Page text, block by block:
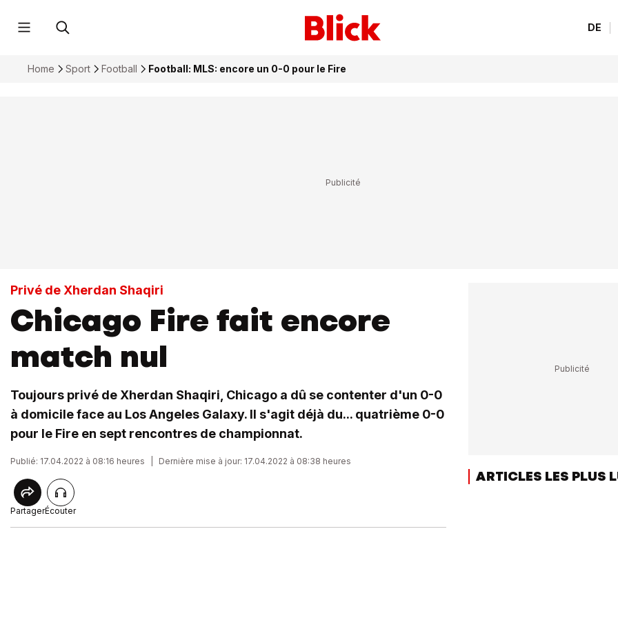
DE
Home Sport Football Football: MLS: encore un 0-0 pour le Fire
Privé de Xherdan Shaqiri
Chicago Fire fait encore
match nul
Toujours privé de Xherdan Shaqiri, Chicago a dû se contenter d'un 0-0
à domicile face au Los Angeles Galaxy. Il s'agit déjà du... quatrième 0-0
pour le Fire en sept rencontres de championnat.
Publié: 17.04.2022 à 08:16 heures Dernière mise à jour: 17.04.2022 à 08:38 heures
PartagerÉcouter
ARTICLES LES PLUS